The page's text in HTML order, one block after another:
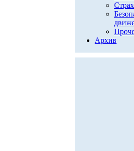
Архив